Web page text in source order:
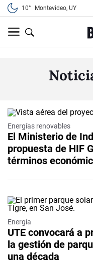
10° Montevideo, UY
Energías renovables
El Ministerio de
propuesta de HIF
términos
Energía
UTE convocará a
la gestión de
una década